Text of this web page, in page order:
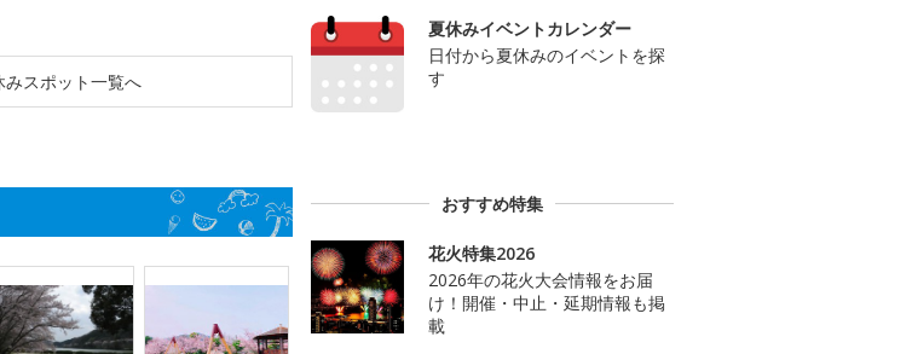
みスポット一覧へ
夏休みイベントカレンダー
日付から夏休みのイベントを探
す
おすすめ特集
花火特集2026
2026年の花火大会情報をお届
け！開催・中止・延期情報も掲
載